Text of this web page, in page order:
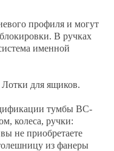
профиля и могут
В ручках
именной
для ящиков.
тумбы ВC-
колеса, ручки:
не приобретаете
из фанеры